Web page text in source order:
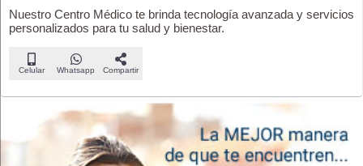
Nuestro Centro Médico te brinda tecnología avanzada y servicios
personalizados para tu salud y bienestar.
Celular Whatsapp Compartir